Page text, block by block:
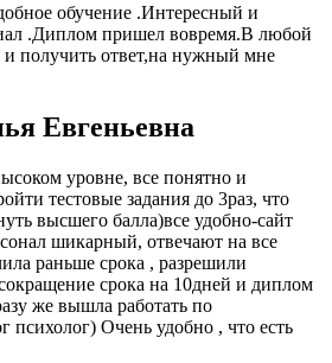
обучение .Интересный и
.Диплом пришел вовремя.В любой
и получить ответ,на нужный мне
Евгеньевна
уровне, все понятно и
тестовые задания до 3раз, что
высшего балла)все удобно-сайт
шикарный, отвечают на все
раньше срока , разрешили
срока на 10дней и диплом
же вышла работать по
психолог) Очень удобно , что есть